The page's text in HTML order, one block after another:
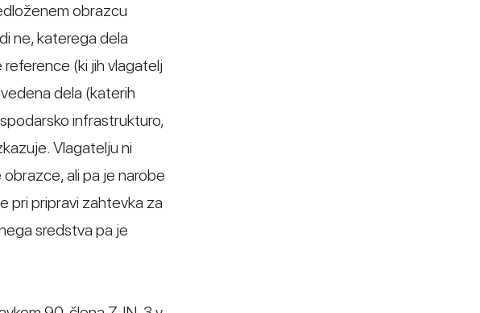
obrazcu
ne, katerega dela
(ki jih vlagatelj
dela (katerih
infrastrukturo,
Vlagatelju ni
ali pa je narobe
pri pripravi zahtevka za
sredstva pa je